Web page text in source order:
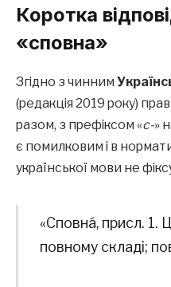
Коротка
«сповна»
Згідно з чинним
(редакція 2019 року)
разом, з префіксом «с-»
є помилковим і в
української мови не
«Сповна́, присл. 1.
повному складі;